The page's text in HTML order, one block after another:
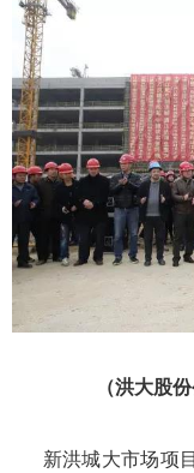
（洪大股
新洪城大市场项